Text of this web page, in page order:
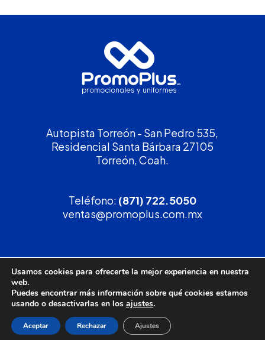
Autopista Torreón - San Pedro 535,
Residencial Santa Bárbara 27105
Torreón, Coah.
Teléfono: (871) 722.5050
ventas@promoplus.com.mx
¡Solicita tucotización!
(800) 90 PROMO
Política de privacidad
Usamos cookies para ofrecerte la mejor experiencia en nuestra
web.
Puedes encontrar más información sobre qué cookies estamos
usando o desactivarlas en los ajustes.
Aceptar Rechazar Ajustes